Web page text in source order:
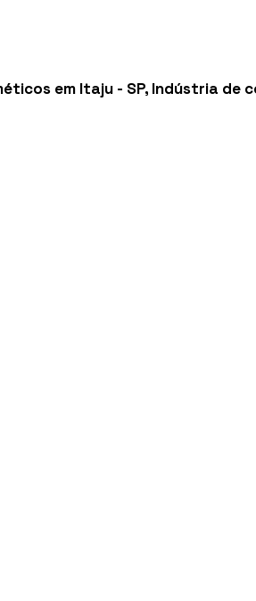
em Itaju - SP, Indústria de